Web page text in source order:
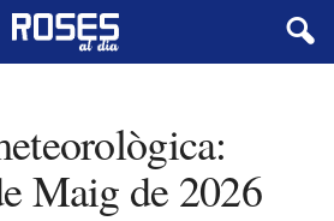
Maig de 2026